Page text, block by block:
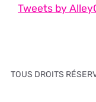
Tweets by
TOUS DROITS